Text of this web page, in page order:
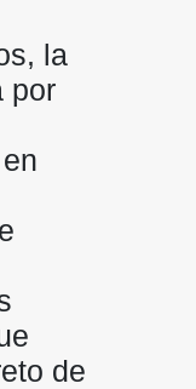
la
por
de